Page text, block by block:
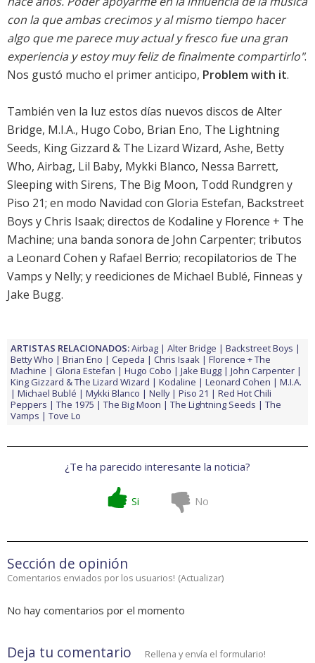
con la que ambas crecimos y al mismo tiempo hacer
algo que me parece muy actual y fresco fue una gran
experiencia y estoy muy feliz de finalmente compartirlo".
Nos gustó mucho el primer anticipo, Problem with it.
También ven la luz estos días nuevos discos de Alter
Bridge, M.I.A., Hugo Cobo, Brian Eno, The Lightning
Seeds, King Gizzard & The Lizard Wizard, Ashe, Betty
Who, Airbag, Lil Baby, Mykki Blanco, Nessa Barrett,
Sleeping with Sirens, The Big Moon, Todd Rundgren y
Piso 21; en modo Navidad con Gloria Estefan, Backstreet
Boys yChris Isaak; directos de Kodaline y Florence + The
Machine; una banda sonora de John Carpenter; tributos
a Leonard Cohen y Rafael Berrio; recopilatorios de The
Vamps y Nelly; y reediciones de Michael Bublé, Finneas y
Jake Bugg.
ARTISTAS RELACIONADOS:Airbag Alter Bridge
Backstreet Boys
Betty Who
Brian Eno Cepeda Chris Isaak
Florence + The
Machine
Gloria Estefan Hugo Cobo Jake Bugg
John Carpenter
King Gizzard & The Lizard Wizard
Kodaline Leonard Cohen
M.I.A.
Michael Bublé
Mykki Blanco Nelly Piso 21
Red Hot Chili
Peppers
The 1975 The Big Moon The Lightning Seeds
The
Vamps
Tove Lo
¿Te ha parecido interesante la noticia?
Si No
Sección de opinión
Comentarios enviados por los usuarios! (Actualizar)
No hay comentarios por el momento
Deja tu comentario Rellena y envía el formulario!